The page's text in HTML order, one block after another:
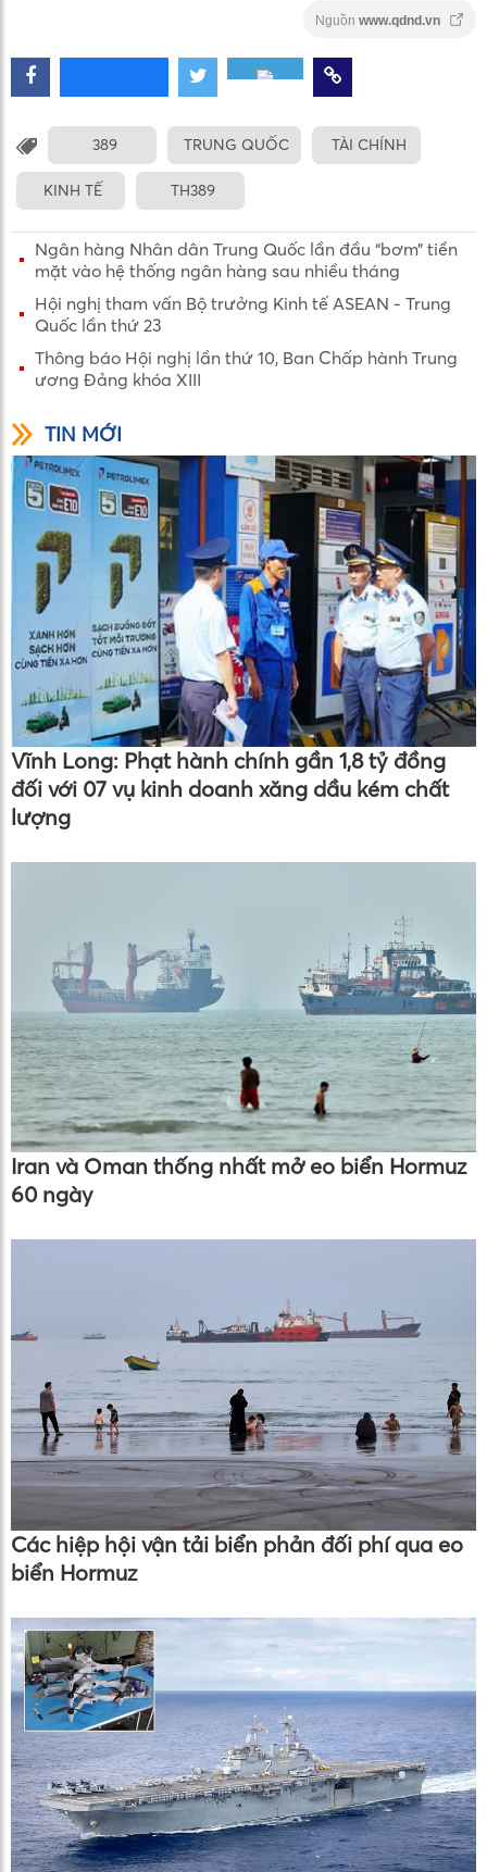
Nguồn www.qdnd.vn
389 TRUNG QUỐC TÀI CHÍNH
KINH TẾ TH389
Ngân hàng Nhân dân Trung Quốc lần đầu “bơm” tiền
mặt vào hệ thống ngân hàng sau nhiều tháng
Hội nghị tham vấn Bộ trưởng Kinh tế ASEAN - Trung
Quốc lần thứ 23
Thông báo Hội nghị lần thứ 10, Ban Chấp hành Trung
ương Đảng khóa XIII
TIN MỚI
Vĩnh Long: Phạt hành chính gần 1,8 tỷ đồng
đối với 07 vụ kinh doanh xăng dầu kém chất
lượng
Iran và Oman thống nhất mở eo biển Hormuz
60 ngày
Các hiệp hội vận tải biển phản đối phí qua eo
biển Hormuz